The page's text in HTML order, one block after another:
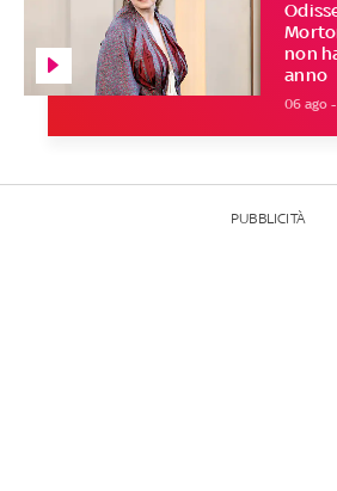
non
anno
06 ago -
PUBBLICITÀ